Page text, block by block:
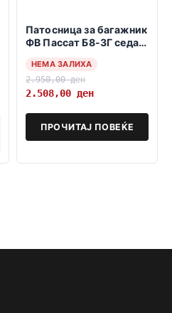
Патосница за багажник
ФВ Пассат Б8-3Г седан
НЕМА ЗАЛИХА
2.950,00ден
2.508,00 ден
ПРОЧИТАЈ ПОВЕЌЕ